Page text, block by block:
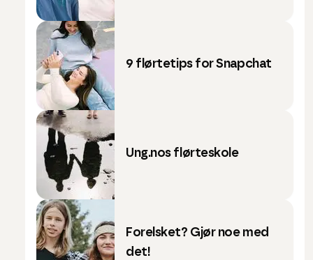
9 flørtetips for Snapchat
Ung.nos flørteskole
Forelsket? Gjør noe med
det!